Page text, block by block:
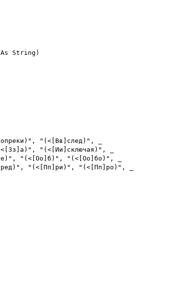
As String)
"(<[Вв]след)", _
"(<[Ии]сключая)", _
"(<[Оо]б)", "(<[Оо]бо)", _
"(<[Пп]ри)", "(<[Пп]ро)", _